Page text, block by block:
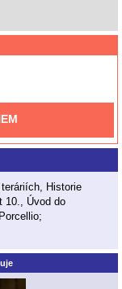
Historie
10., Úvod do